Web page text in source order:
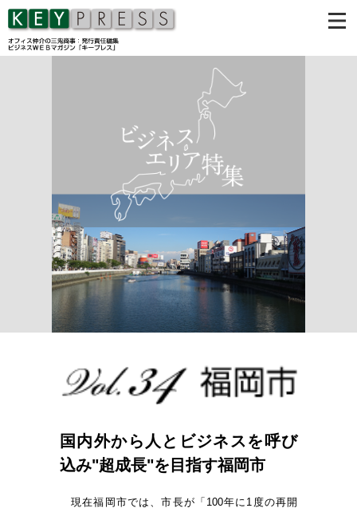
国内外から人とビジネスを呼び
込み"超成長"を目指す福岡市
現在福岡市では、市長が「100年に1度の再開